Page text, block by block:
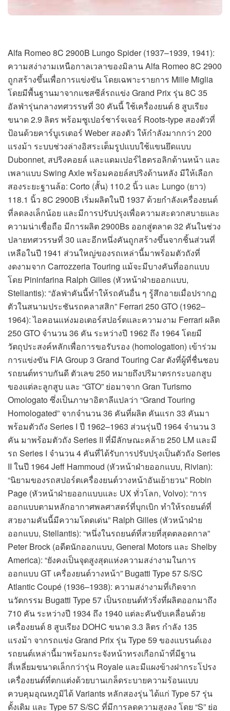
Alfa Romeo 8C 2900B Lungo Spider (1937–1939, 1941):
ความสง่างามเหนือกาลเวลาของมิลาน Alfa Romeo 8C 2900
ถูกสร้างขึ้นเพื่อการแข่งขัน โดยเฉพาะรายการ Mille Miglia
โดยมีพื้นฐานมาจากแชสซีส์รถแข่ง Grand Prix รุ่น 8C 35
อัลฟ่ารุ่นกลางทศวรรษที่ 30 คันนี้ ใช้เครื่องยนต์ 8 สูบเรียง
ขนาด 2.9 ลิตร พร้อมซูเปอร์ชาร์จเจอร์ Roots-type สองตัวที่
ป้อนด้วยคาร์บูเรเตอร์ Weber สองตัว ให้กำลังมากกว่า 200
แรงม้า ระบบช่วงล่างอิสระเต็มรูปแบบใช้แขนยึดแบบ
Dubonnet, สปริงคอยล์ และแดมเปอร์ไฮดรอลิกด้านหน้า และ
เพลาแบบ Swing Axle พร้อมคอยล์สปริงด้านหลัง มีให้เลือก
สองระยะฐานล้อ: Corto (สั้น) 110.2 นิ้ว และ Lungo (ยาว)
118.1 นิ้ว 8C 2900B เริ่มผลิตในปี 1937 ด้วยกำลังเครื่องยนต์
ที่ลดลงเล็กน้อย และมีการปรับปรุงเพื่อความสะดวกสบายและ
ความน่าเชื่อถือ มีการผลิต 2900Bs ออกสู่ตลาด 32 คันในช่วง
ปลายทศวรรษที่ 30 และอีกหนึ่งคันถูกสร้างขึ้นจากชิ้นส่วนที่
เหลือในปี 1941 ส่วนใหญ่ของรถเหล่านี้มาพร้อมตัวถังที่
งดงามจาก Carrozzeria Touring แม้จะมีบางคันที่ออกแบบ
โดย Pininfarina Ralph Gilles (หัวหน้าฝ่ายออกแบบ,
Stellantis): “อัลฟ่าคันนี้ทำให้รถคันอื่น ๆ รู้สึกอายเมื่อปรากฏ
ตัวในสนามประชันรถคลาสสิก” Ferrari 250 GTO (1962–
1964): ไอคอนแห่งมอเตอร์สปอร์ตและความงาม Ferrari ผลิต
250 GTO จำนวน 36 คัน ระหว่างปี 1962 ถึง 1964 โดยมี
วัตถุประสงค์หลักเพื่อการขอรับรอง (homologation) เข้าร่วม
การแข่งขัน FIA Group 3 Grand Touring Car ดังที่ผู้ที่ชื่นชอบ
รถยนต์ทราบกันดี ตัวเลข 250 หมายถึงปริมาตรกระบอกสูบ
ของแต่ละลูกสูบ และ “GTO” ย่อมาจาก Gran Turismo
Omologato ซึ่งเป็นภาษาอิตาลีแปลว่า “Grand Touring
Homologated” จากจำนวน 36 คันที่ผลิต คันแรก 33 คันมา
พร้อมตัวถัง Series I ปี 1962–1963 ส่วนรุ่นปี 1964 จำนวน 3
คัน มาพร้อมตัวถัง Series II ที่มีลักษณะคล้าย 250 LM และมี
รถ Series I จำนวน 4 คันที่ได้รับการปรับปรุงเป็นตัวถัง Series
II ในปี 1964 Jeff Hammoud (หัวหน้าฝ่ายออกแบบ, Rivian):
“นิยามของรถสปอร์ตเครื่องยนต์วางหน้าอันเย้ายวน” Robin
Page (หัวหน้าฝ่ายออกแบบและ UX ทั่วโลก, Volvo): “การ
ออกแบบตามหลักอากาศพลศาสตร์ที่บุกเบิก ทำให้รถยนต์ที่
สวยงามคันนี้มีความโดดเด่น” Ralph Gilles (หัวหน้าฝ่าย
ออกแบบ, Stellantis): “หนึ่งในรถยนต์ที่สวยที่สุดตลอดกาล”
Peter Brock (อดีตนักออกแบบ, General Motors และ Shelby
America): “ยังคงเป็นจุดสูงสุดแห่งความสง่างามในการ
ออกแบบ GT เครื่องยนต์วางหน้า” Bugatti Type 57 S/SC
Atlantic Coupé (1936–1938): ความสง่างามที่เกิดจาก
นวัตกรรม Bugatti Type 57 เป็นรถยนต์ทัวริ่งที่ผลิตออกมาถึง
710 คัน ระหว่างปี 1934 ถึง 1940 แต่ละคันขับเคลื่อนด้วย
เครื่องยนต์ 8 สูบเรียง DOHC ขนาด 3.3 ลิตร กำลัง 135
แรงม้า จากรถแข่ง Grand Prix รุ่น Type 59 ของแบรนด์เอง
รถยนต์เหล่านี้มาพร้อมกระจังหน้าทรงเกือกม้าที่มีฐาน
สี่เหลี่ยมขนาดเล็กกว่ารุ่น Royale และมีแผงข้างฝากระโปรง
เครื่องยนต์ที่ตกแต่งด้วยบานเกล็ดระบายความร้อนแบบ
ควบคุมอุณหภูมิได้ Variants หลักสองรุ่น ได้แก่ Type 57 รุ่น
ดั้งเดิม และ Type 57 S/SC ที่มีการลดความสูงลง โดย “S” ย่อ